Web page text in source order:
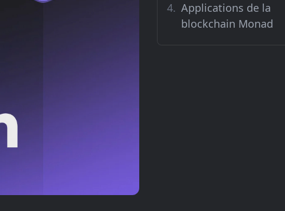
Applications de la
blockchain Monad